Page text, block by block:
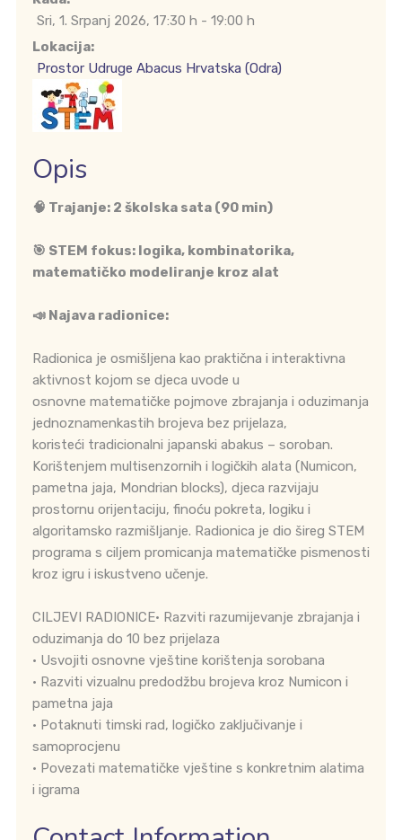
Sri, 1. Srpanj 2026, 17:30 h - 19:00 h
Lokacija:
Prostor Udruge Abacus Hrvatska (Odra)
Opis
🧠 Trajanje: 2 školska sata (90 min)
🎯 STEM fokus: logika, kombinatorika,
matematičko modeliranje kroz alat
📣 Najava radionice:
Radionica je osmišljena kao praktična i interaktivna
aktivnost kojom se djeca uvode u
osnovne matematičke pojmove zbrajanja i oduzimanja
jednoznamenkastih brojeva bez prijelaza,
koristeći tradicionalni japanski abakus – soroban.
Korištenjem multisenzornih i logičkih alata (Numicon,
pametna jaja, Mondrian blocks), djeca razvijaju
prostornu orijentaciju, finoću pokreta, logiku i
algoritamsko razmišljanje. Radionica je dio šireg STEM
programa s ciljem promicanja matematičke pismenosti
kroz igru i iskustveno učenje.
CILJEVI RADIONICE• Razviti razumijevanje zbrajanja i
oduzimanja do 10 bez prijelaza
• Usvojiti osnovne vještine korištenja sorobana
• Razviti vizualnu predodžbu brojeva kroz Numicon i
pametna jaja
• Potaknuti timski rad, logičko zaključivanje i
samoprocjenu
• Povezati matematičke vještine s konkretnim alatima
i igrama